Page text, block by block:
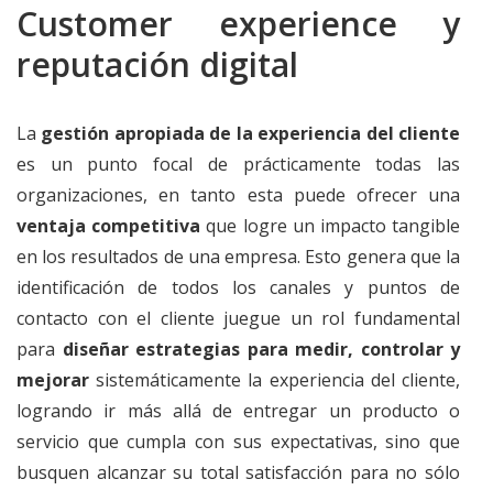
Customer experience y
reputación digital
La gestión apropiada de la experiencia del cliente
es un punto focal de prácticamente todas las
organizaciones, en tanto esta puede ofrecer una
ventaja competitiva que logre un impacto tangible
en los resultados de una empresa. Esto genera que la
identificación de todos los canales y puntos de
contacto con el cliente juegue un rol fundamental
para diseñar estrategias para medir, controlar y
mejorar sistemáticamente la experiencia del cliente,
logrando ir más allá de entregar un producto o
servicio que cumpla con sus expectativas, sino que
busquen alcanzar su total satisfacción para no sólo